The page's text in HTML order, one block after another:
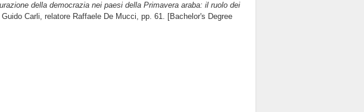
della democrazia nei paesi della Primavera araba: il ruolo dei
Carli, relatore Raffaele De Mucci, pp. 61. [Bachelor's Degree